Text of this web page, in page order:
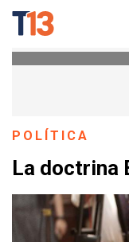
POLÍTICA
La doctrina